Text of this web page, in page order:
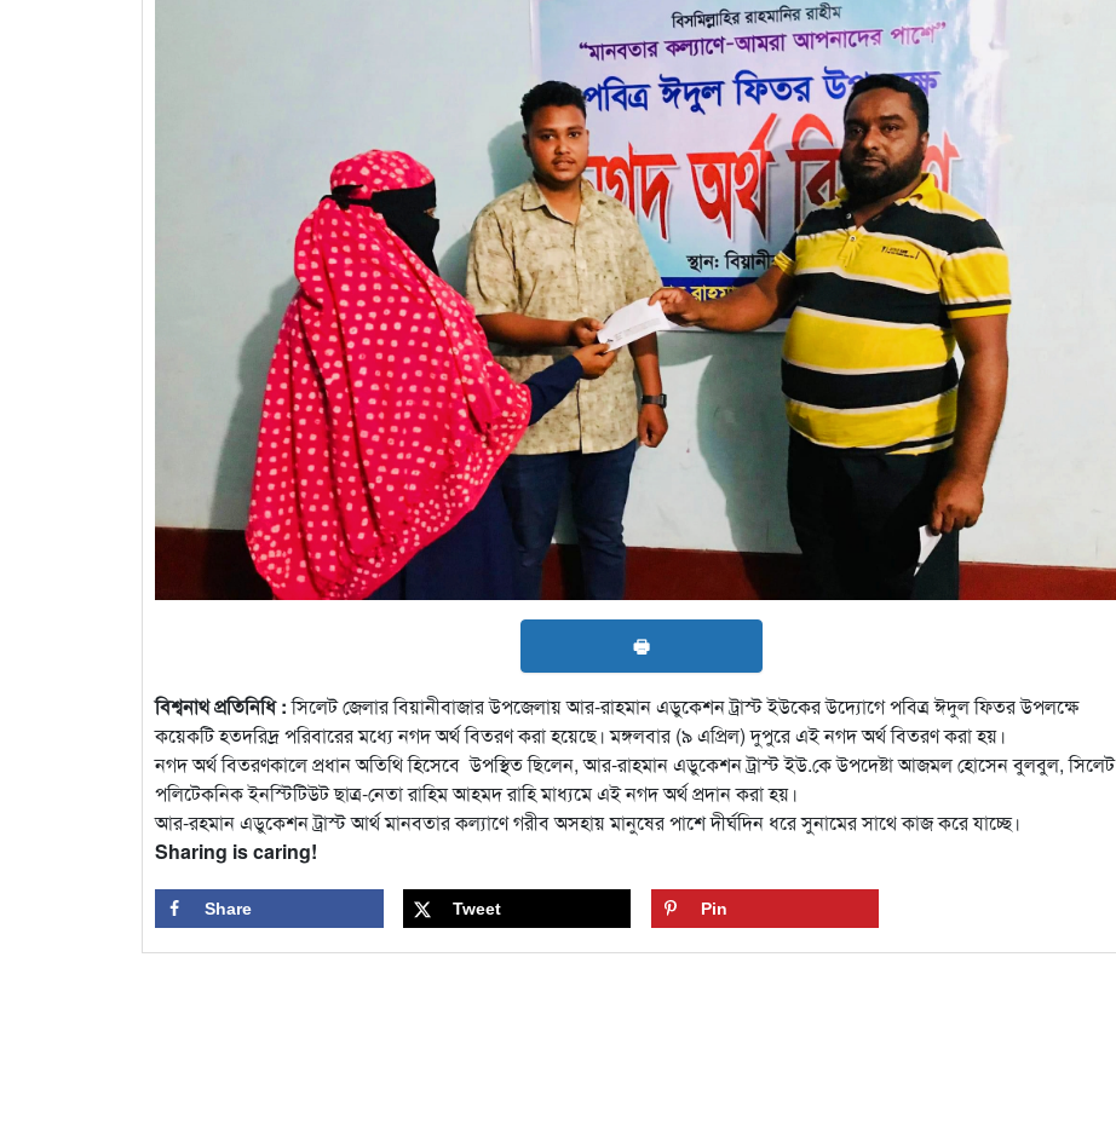
🖶
বিশ্বনাথ প্রতিনিধি :সিলেট জেলার বিয়ানীবাজার উপজেলায় আর-রাহমান এডুকেশন ট্রাস্ট ইউকের উদ্যোগে পবিত্র ঈদুল ফিতর উপলক্ষে
কয়েকটি হতদরিদ্র পরিবারের মধ্যে নগদ অর্থ বিতরণ করা হয়েছে। মঙ্গলবার (৯ এপ্রিল) দুপুরে এই নগদ অর্থ বিতরণ করা হয়।
নগদ অর্থ বিতরণকালে প্রধান অতিথি হিসেবে উপস্থিত ছিলেন, আর-রাহমান এডুকেশন ট্রাস্ট ইউ.কে উপদেষ্টা আজমল হোসেন বুলবুল, সিলেট
পলিটেকনিক ইনস্টিটিউট ছাত্র-নেতা রাহিম আহমদ রাহি মাধ্যমে এই নগদ অর্থ প্রদান করা হয়।
আর-রহমান এডুকেশন ট্রাস্ট আর্থ মানবতার কল্যাণে গরীব অসহায় মানুষের পাশে দীর্ঘদিন ধরে সুনামের সাথে কাজ করে যাচ্ছে।
Sharing is caring!
Share Tweet Pin